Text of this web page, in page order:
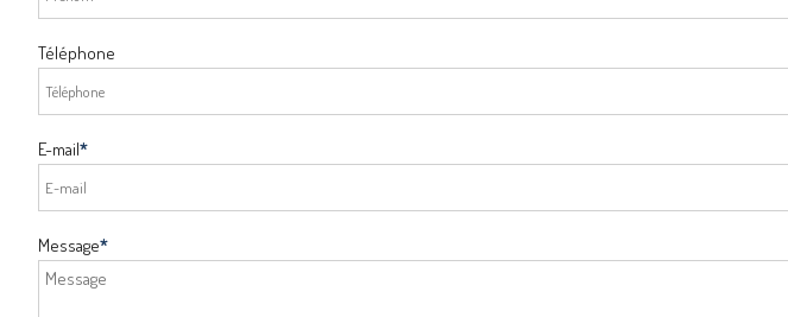
Téléphone
E-mail*
Message*